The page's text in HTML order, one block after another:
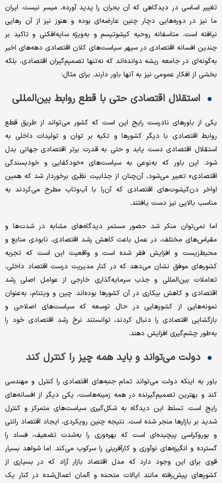
تغییر اساسی در دیدگاهی که آن بحران را پدید آورده، میسر نیست. ایران
ما نیز در دوره‌هایی دچار چنین عارضه‌ای بوده و هنوز نیز از آن رهایی
نیافته است. متاسفانه روحیه کیشوتیسم و به‌ویژه سایه‌افکنی و تاکید بر
چندین افسانه اقتصادی در سپهر سیاست‌های کلان اقتصادی‌ دهه‌های اخیر
به‌گونه‌ای در جامعه ریشه دوانده‌اند که نه‌تنها تصمیم‌گیران اقتصادی، بلکه
بخشی از افکار عمومی نیز به آنها باور دارند. برای مثال:
استقلال اقتصادی حتی با قطع روابط بین‌المللی
یکی از باورهای نادرست رایج این است که کشور می‌تواند از طریق قطع
روابط اقتصادی با دیگر کشورها و تکیه بر توان و تولیدات داخلی به
استقلال اقتصادی دست یابد و حتی به قدرت برتر اقتصادی جهانی بدل
شود. این باور که به‌نوعی به سیاست‌های «خودکفایی و خودبسندگی
اقتصادی» تعبیر می‌شود، آن‌چنان از جذابیت نظری برخوردار شد که همین
اواخر دن‌کیشوت‌های اقتصادی که آن‌را با آب‌وتاب مطرح می‌کردند به
مناسب بالایی نیز دست یافتند.
اما نمی‌توان منکر شد حضور مستمر دیدگاه‌های مشابه در شدت‌ها و
مقیاس‌های مختلف، در عمل باعث کاهش رشد اقتصادی، نابودی منابع و
محیط‌زیست و افزایش فقر شده است و واقعیت این است که تجربه
کشورهای موفق نشان می‌دهد که در کنار مدیریت درست اقتصاد داخلی،
تعاملات بین‌المللی و جذب سرمایه‌گذاری خارجی از عوامل اصلی رشد
اقتصادی و کاهش بیکاری در آن کشورها بوده‌اند. چین و ویتنام، به‌عنوان
نمونه‌هایی از کشورهایی در حال توسعه که سیاست‌های اصلاحی و
بازگشایی اقتصادی را دنبال کردند، توانستند نرخ رشد اقتصادی خود را
به‌طور چشم‌گیری افزایش دهند.
دولت می‌تواند و باید همه چیز را کنترل کند
باور به اینکه دولت می‌تواند تمام جنبه‌های اقتصادی را کنترل و مهندسی
کند و بهترین تصمیم‌گیرنده در همه زمینه‌هاست، یکی دیگر از افسانه‌های
رایج است. تسلط این دیدگاه به شکل‌گیری سیاست‌های متمرکز و کنترل
شدید بر بازارها منجر شده است. نتیجه چنین رویکردی، ایجاد اقتصاد رانتی
و بوروکراسی پیچیده‌ای است که بهره‌وری را به‌شدت تضعیف، فساد را
گسترده و انگیزه‌های نوآوری و کارآفرینی را سرکوب می‌کند. اما شواهد بسیار
قوی برای این وجود دارد که مدل اقتصاد بازار آزاد که در بسیاری از
کشورهای پیش‌رفته مانند ایالات متحده و آلمان اعمال‌شده در کنار یک